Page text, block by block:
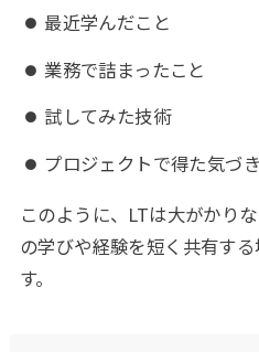
最近学んだこと
業務で詰まったこと
試してみた技術
プロジェクトで得た気づき
このように、LTは大がかり
の学びや経験を短く共有す
す。